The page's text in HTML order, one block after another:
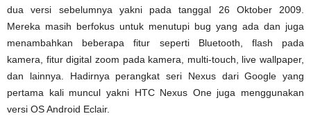
dua versi sebelumnya yakni pada tanggal 26 Oktober 2009.
Mereka masih berfokus untuk menutupi bug yang ada dan juga
menambahkan beberapa fitur seperti Bluetooth, flash pada
kamera, fitur digital zoom pada kamera, multi-touch, live wallpaper,
dan lainnya. Hadirnya perangkat seri Nexus dari Google yang
pertama kali muncul yakni HTC Nexus One juga menggunakan
versi OS Android Eclair.